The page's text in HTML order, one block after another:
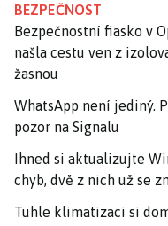
BEZPEČNOST
Bezpečnostní fiasko v
našla cestu ven z
žasnou
WhatsApp není jediný.
pozor na Signalu
Ihned si aktualizujte
chyb, dvě z nich už se
Tuhle klimatizaci si